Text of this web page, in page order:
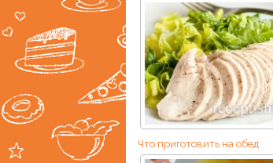
Что приготовить на обед